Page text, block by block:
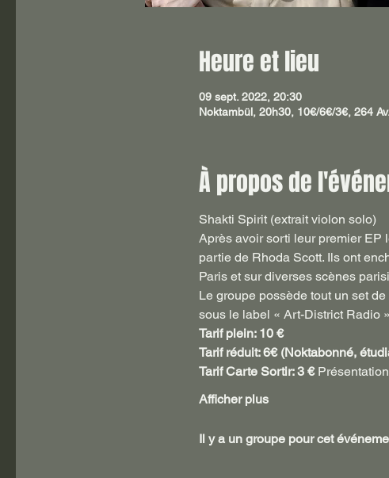
Heure et lieu
09 sept. 2022, 20:30
Noktambül, 20h30, 10€/6€/3€, 264
À propos de
Shakti Spirit (extrait violon solo)
Après avoir sorti leur premier EP
partie de Rhoda Scott. Ils ont
Paris et sur diverses scènes
Le groupe possède tout un set
sous le label « Art-District Radio »
Tarif plein: 10 €
Tarif réduit: 6€ (Noktabonné,
Tarif Carte Sortir: 3 €
Afficher plus
Il y a un groupe pour cet